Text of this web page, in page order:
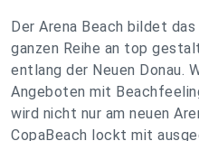
Der Arena Beach bildet
ganzen Reihe an top
entlang der Neuen Donau.
Angeboten mit
wird nicht nur am neuen
CopaBeach lockt mit